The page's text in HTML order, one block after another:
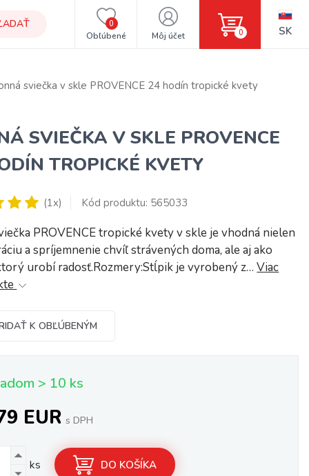
Obľúbené
0
Môj účet 0 SK
sviečka v skle PROVENCE 24 hodín tropické kvety
SVIEČKA V SKLE PROVENCE
TROPICKÉ KVETY
(1x) Kód produktu: 565033
PROVENCE tropické kvety v skle je vhodná nielen
a spríjemnenie chvíľ strávených doma, ale aj ako
urobí radosť.Rozmery:Stĺpik je vyrobený z…Viac
K OBĽÚBENÝM
> 10 ks
EUR s DPH
ks DO KOŠÍKA